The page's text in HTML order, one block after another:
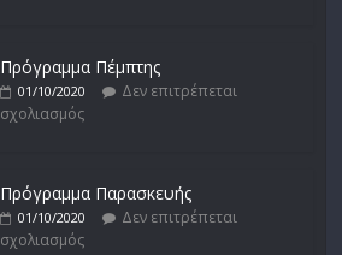
Πρόγραμμα Πέμπτης
01/10/2020
Δεν επιτρέπεται
σχολιασμός
Πρόγραμμα Παρασκευής
01/10/2020
Δεν επιτρέπεται
σχολιασμός